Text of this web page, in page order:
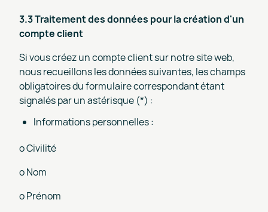
3.3 Traitement des données pour la création d'un
compte client
Si vous créez un compte client sur notre site web,
nous recueillons les données suivantes, les champs
obligatoires du formulaire correspondant étant
signalés par un astérisque (*) :
Informations personnelles :
o Civilité
o Nom
o Prénom